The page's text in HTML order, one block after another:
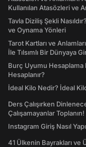
Kullanılan Atasözleri ve
Tavla Diziliş Şekli
ve Oynama Yönleri
Tarot Kartları ve
İle Tılsımlı Bir Dünyaya
Burç Uyumu Hesaplama
Hesaplanır?
İdeal Kilo Nedir? İdeal
Ders Çalışırken
Çalışamayanlar Toplanın!
Instagram Giriş Nasıl
41 Ülkenin Bayrakları ve